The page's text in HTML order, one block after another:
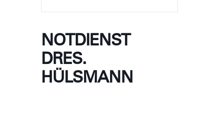
NOTDIENST
DRES.
HÜLSMANN